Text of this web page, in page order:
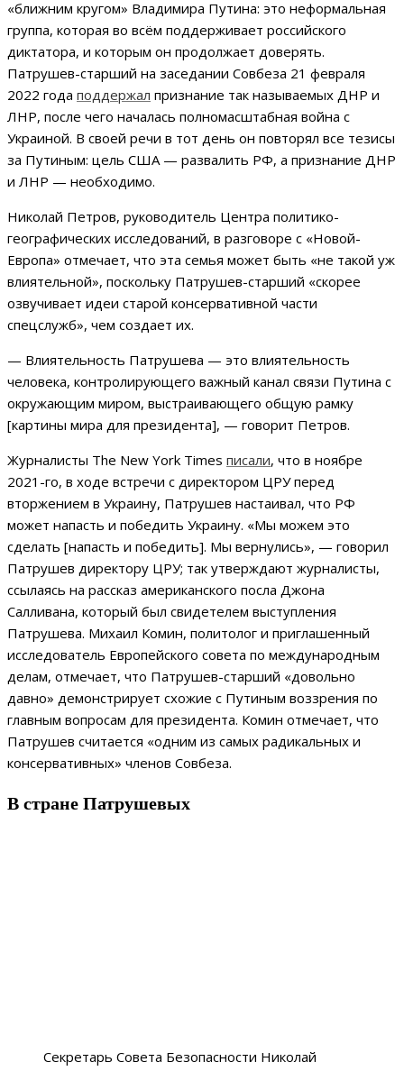
«ближним кругом» Владимира Путина: это неформальная
группа, которая во всём поддерживает российского
диктатора, и которым он продолжает доверять.
Патрушев-старший на заседании Совбеза 21 февраля
2022 года поддержал признание так называемых ДНР и
ЛНР, после чего началась полномасштабная война с
Украиной. В своей речи в тот день он повторял все тезисы
за Путиным: цель США — развалить РФ, а признание ДНР
и ЛНР — необходимо.
Николай Петров, руководитель Центра политико-
географических исследований, в разговоре с «Новой-
Европа» отмечает, что эта семья может быть «не такой уж
влиятельной», поскольку Патрушев-старший «скорее
озвучивает идеи старой консервативной части
спецслужб», чем создает их.
— Влиятельность Патрушева — это влиятельность
человека, контролирующего важный канал связи Путина с
окружающим миром, выстраивающего общую рамку
[картины мира для президента], — говорит Петров.
Журналисты The New York Times писали, что в ноябре
2021-го, в ходе встречи с директором ЦРУ перед
вторжением в Украину, Патрушев настаивал, что РФ
может напасть и победить Украину. «Мы можем это
сделать [напасть и победить]. Мы вернулись», — говорил
Патрушев директору ЦРУ; так утверждают журналисты,
ссылаясь на рассказ американского посла Джона
Салливана, который был свидетелем выступления
Патрушева. Михаил Комин, политолог и приглашенный
исследователь Европейского совета по международным
делам, отмечает, что Патрушев-старший «довольно
давно» демонстрирует схожие с Путиным воззрения по
главным вопросам для президента. Комин отмечает, что
Патрушев считается «одним из самых радикальных и
консервативных» членов Совбеза.
В стране Патрушевых
Секретарь Совета Безопасности Николай